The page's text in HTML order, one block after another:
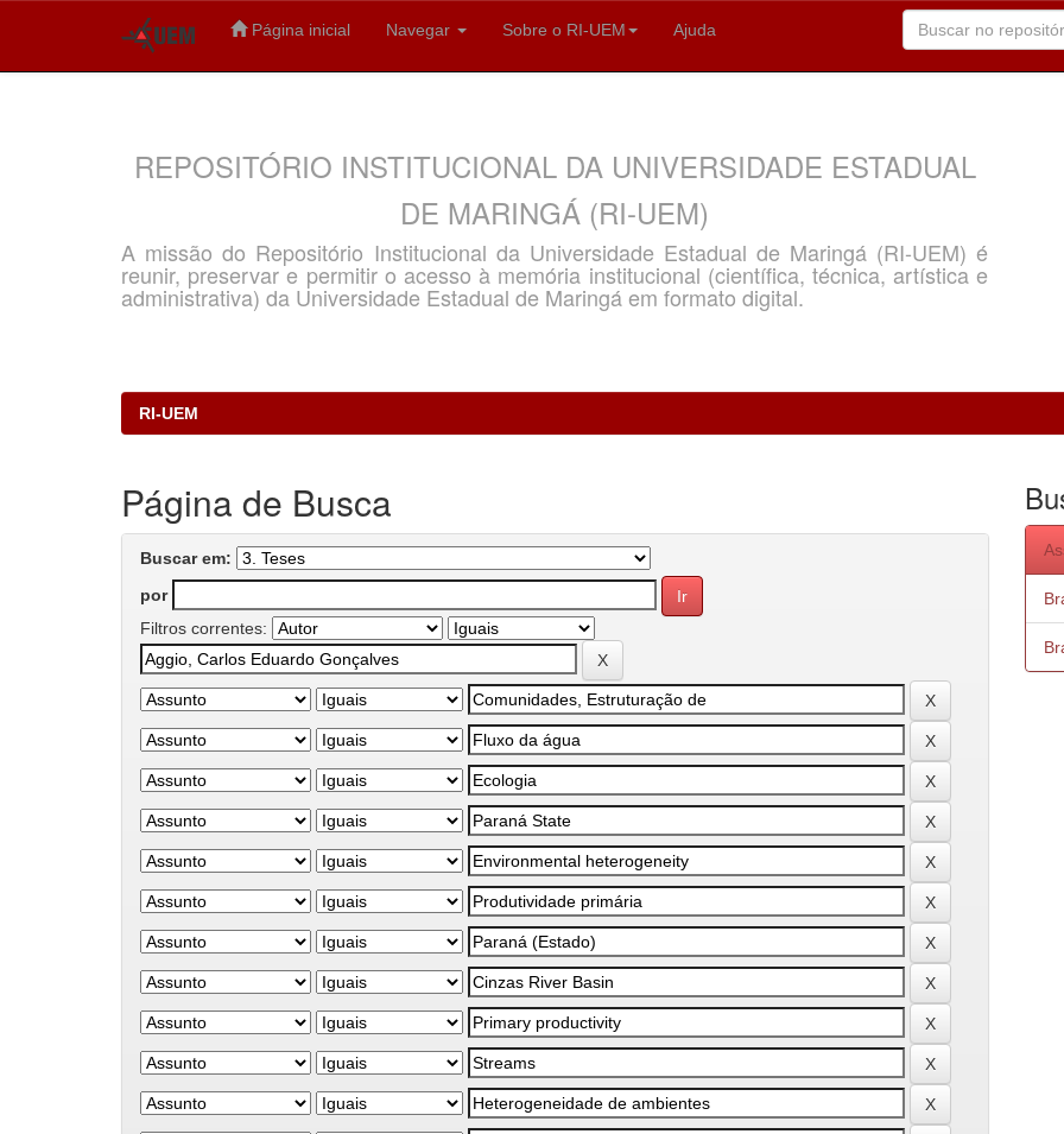
Página inicial Navegar Sobre o RI-UEM Ajuda
REPOSITÓRIO INSTITUCIONAL DA UNIVERSIDADE ESTADUAL
DE MARINGÁ (RI-UEM)
A missão do Repositório Institucional da Universidade Estadual de Maringá (RI-UEM) é
reunir, preservar e permitir o acesso à memória institucional (científica, técnica, artística e
administrativa) da Universidade Estadual de Maringá em formato digital.
RI-UEM
Página de Busca
Buscar em:
por
Filtros correntes: